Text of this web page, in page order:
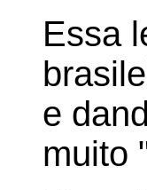
Essa
e
muito